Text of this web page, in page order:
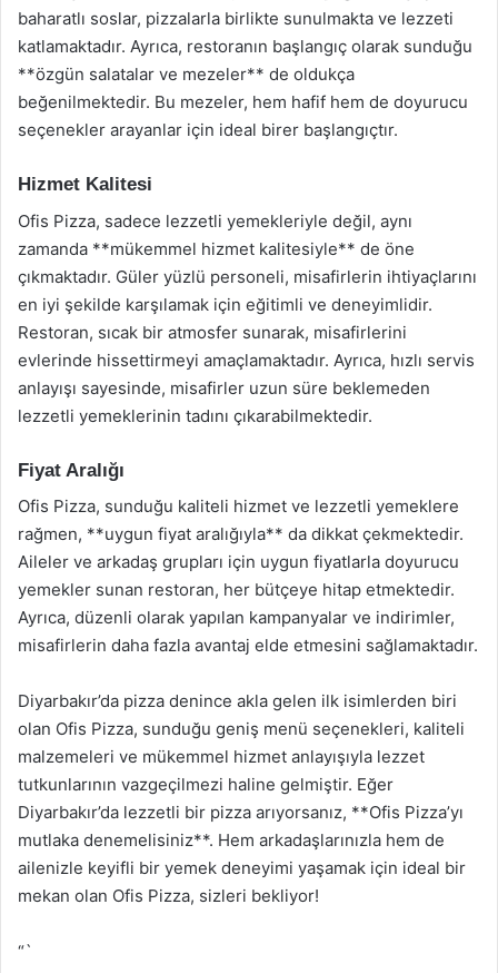
baharatlı soslar, pizzalarla birlikte sunulmakta ve lezzeti
katlamaktadır. Ayrıca, restoranın başlangıç olarak sunduğu
**özgün salatalar ve mezeler** de oldukça
beğenilmektedir. Bu mezeler, hem hafif hem de doyurucu
seçenekler arayanlar için ideal birer başlangıçtır.
Hizmet Kalitesi
Ofis Pizza, sadece lezzetli yemekleriyle değil, aynı
zamanda **mükemmel hizmet kalitesiyle** de öne
çıkmaktadır. Güler yüzlü personeli, misafirlerin ihtiyaçlarını
en iyi şekilde karşılamak için eğitimli ve deneyimlidir.
Restoran, sıcak bir atmosfer sunarak, misafirlerini
evlerinde hissettirmeyi amaçlamaktadır. Ayrıca, hızlı servis
anlayışı sayesinde, misafirler uzun süre beklemeden
lezzetli yemeklerinin tadını çıkarabilmektedir.
Fiyat Aralığı
Ofis Pizza, sunduğu kaliteli hizmet ve lezzetli yemeklere
rağmen, **uygun fiyat aralığıyla** da dikkat çekmektedir.
Aileler ve arkadaş grupları için uygun fiyatlarla doyurucu
yemekler sunan restoran, her bütçeye hitap etmektedir.
Ayrıca, düzenli olarak yapılan kampanyalar ve indirimler,
misafirlerin daha fazla avantaj elde etmesini sağlamaktadır.
Diyarbakır’da pizza denince akla gelen ilk isimlerden biri
olan Ofis Pizza, sunduğu geniş menü seçenekleri, kaliteli
malzemeleri ve mükemmel hizmet anlayışıyla lezzet
tutkunlarının vazgeçilmezi haline gelmiştir. Eğer
Diyarbakır’da lezzetli bir pizza arıyorsanız, **Ofis Pizza’yı
mutlaka denemelisiniz**. Hem arkadaşlarınızla hem de
ailenizle keyifli bir yemek deneyimi yaşamak için ideal bir
mekan olan Ofis Pizza, sizleri bekliyor!
“`